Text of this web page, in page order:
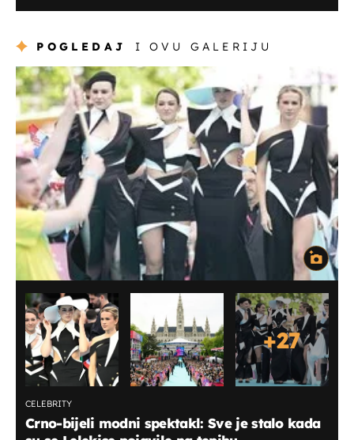
POGLEDAJ I OVU GALERIJU
+27
CELEBRITY
Crno-bijeli modni spektakl: Sve je stalo kada